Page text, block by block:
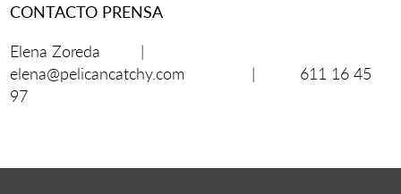
CONTACTO PRENSA
Elena Zoreda |
elena@pelicancatchy.com | 611 16 45
97